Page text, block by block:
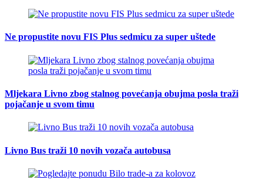
Ne propustite novu FIS Plus sedmicu za super uštede
Mljekara Livno zbog stalnog povećanja obujma posla traži
pojačanje u svom timu
Livno Bus traži 10 novih vozača autobusa